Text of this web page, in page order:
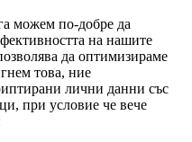
можем по-добре да
на нашите
да оптимизираме
това, ние
лични данни със
при условие че вече